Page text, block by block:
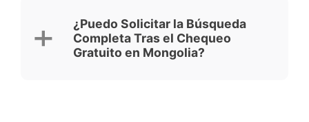
¿Puedo Solicitar la Búsqueda
Completa Tras el Chequeo
Gratuito en Mongolia?